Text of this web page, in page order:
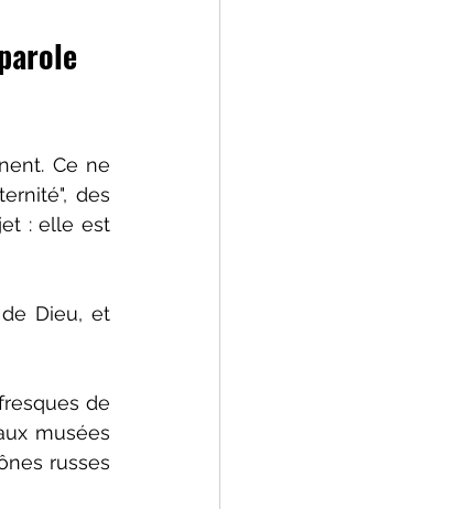
Ce ne
des
: elle est
Dieu, et
de
musées
russes